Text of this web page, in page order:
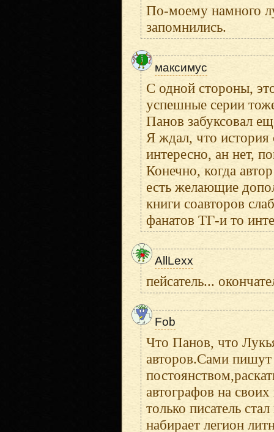
По-моему намного
запомнились.
максимус
С одной стороны,
успешные серии
Панов забуксовал
Я ждал, что история
интересно, ан нет,
Конечно, когда
есть желающие
книги соавторов
фанатов ТГ-и то
AllLexx
пейсатель...
Fob
Что Панов, что
авторов.Сами пишут
автографов на
только писатель
набирает легион